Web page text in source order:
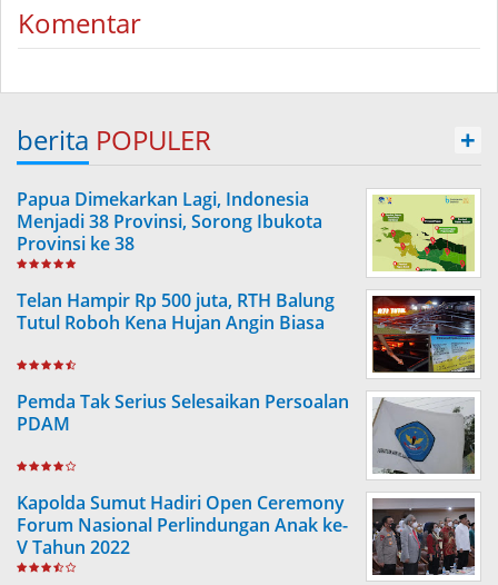
Komentar
berita POPULER +
Papua Dimekarkan Lagi, Indonesia
Menjadi 38 Provinsi, Sorong Ibukota
Provinsi ke 38
Telan Hampir Rp 500 juta, RTH Balung
Tutul Roboh Kena Hujan Angin Biasa
Pemda Tak Serius Selesaikan Persoalan
PDAM
Kapolda Sumut Hadiri Open Ceremony
Forum Nasional Perlindungan Anak ke-
V Tahun 2022